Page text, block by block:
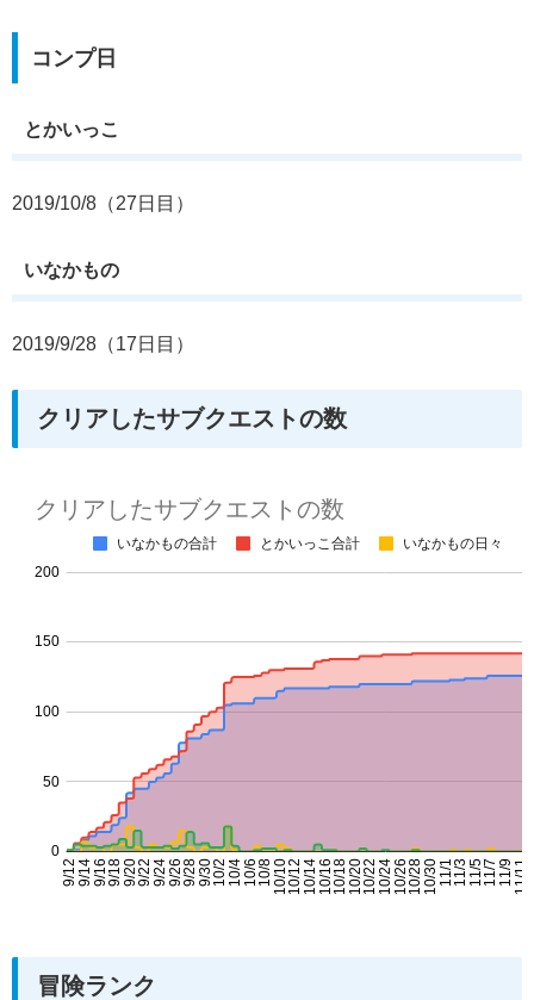
コンプ日
とかいっこ
2019/10/8（27日目）
いなかもの
2019/9/28（17日目）
クリアしたサブクエストの数
冒険ランク